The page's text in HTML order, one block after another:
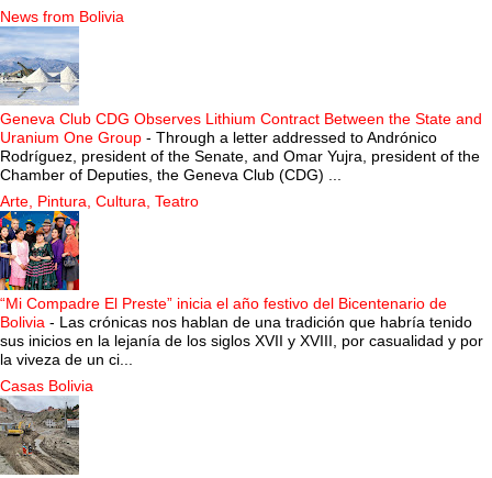
News from Bolivia
Geneva Club CDG Observes Lithium Contract Between the State and
Uranium One Group - Through a letter addressed to Andrónico
Rodríguez, president of the Senate, and Omar Yujra, president of the
Chamber of Deputies, the Geneva Club (CDG) ...
Arte, Pintura, Cultura, Teatro
“Mi Compadre El Preste” inicia el año festivo del Bicentenario de
Bolivia - Las crónicas nos hablan de una tradición que habría tenido
sus inicios en la lejanía de los siglos XVII y XVIII, por casualidad y por
la viveza de un ci...
Casas Bolivia